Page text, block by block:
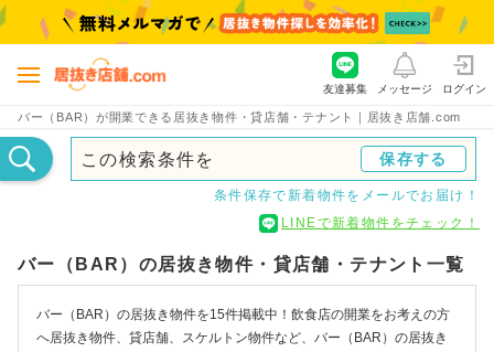
バー（BAR）が開業できる居抜き物件・貸店舗・テナント｜居抜き店舗.com
友達募集 メッセージ ログイン
この検索条件を 保存する
条件保存で新着物件をメールでお届け！
LINEで新着物件をチェック！
バー（BAR）の居抜き物件・貸店舗・テナント一覧
バー（BAR）の居抜き物件を15件掲載中！飲食店の開業をお考えの方
へ居抜き物件、貸店舗、スケルトン物件など、バー（BAR）の居抜き